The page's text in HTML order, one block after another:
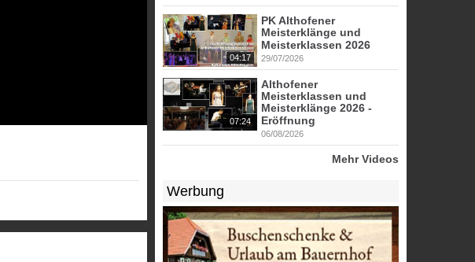
04:17
PK Althofener
Meisterklänge und
Meisterklassen 2026
29/07/2026
07:24
Althofener
Meisterklassen und
Meisterklänge 2026 -
Eröffnung
06/08/2026
Mehr Videos
Werbung